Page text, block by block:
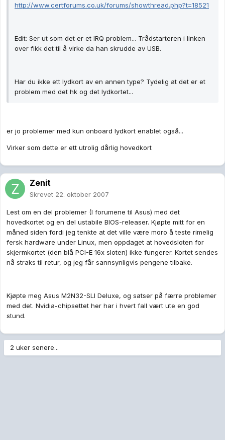
http://www.certforums.co.uk/forums/showthread.php?t=18521
Edit: Ser ut som det er et IRQ problem... Trådstarteren i linken
over fikk det til å virke da han skrudde av USB.
Har du ikke ett lydkort av en annen type? Tydelig at det er et
problem med det hk og det lydkortet...
er jo problemer med kun onboard lydkort enablet også...
Virker som dette er ett utrolig dårlig hovedkort
Zenit
Skrevet 22. oktober 2007
Lest om en del problemer (I forumene til Asus) med det
hovedkortet og en del ustabile BIOS-releaser. Kjøpte mitt for en
måned siden fordi jeg tenkte at det ville være moro å teste rimelig
fersk hardware under Linux, men oppdaget at hovedsloten for
skjermkortet (den blå PCI-E 16x sloten) ikke fungerer. Kortet sendes
nå straks til retur, og jeg får sannsynligvis pengene tilbake.
Kjøpte meg Asus M2N32-SLI Deluxe, og satser på færre problemer
med det. Nvidia-chipsettet her har i hvert fall vært ute en god
stund.
2 uker senere...